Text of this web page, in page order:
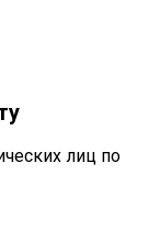
лиц по